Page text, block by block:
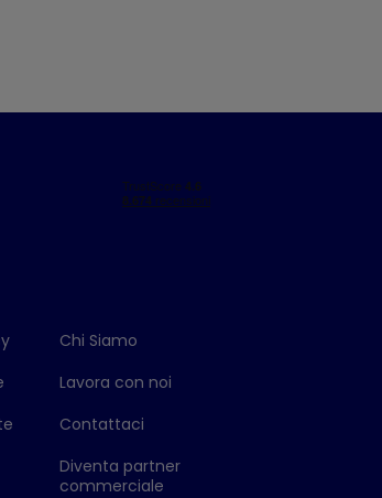
Chi Siamo
Lavora con noi
Contattaci
Diventa partner
commerciale